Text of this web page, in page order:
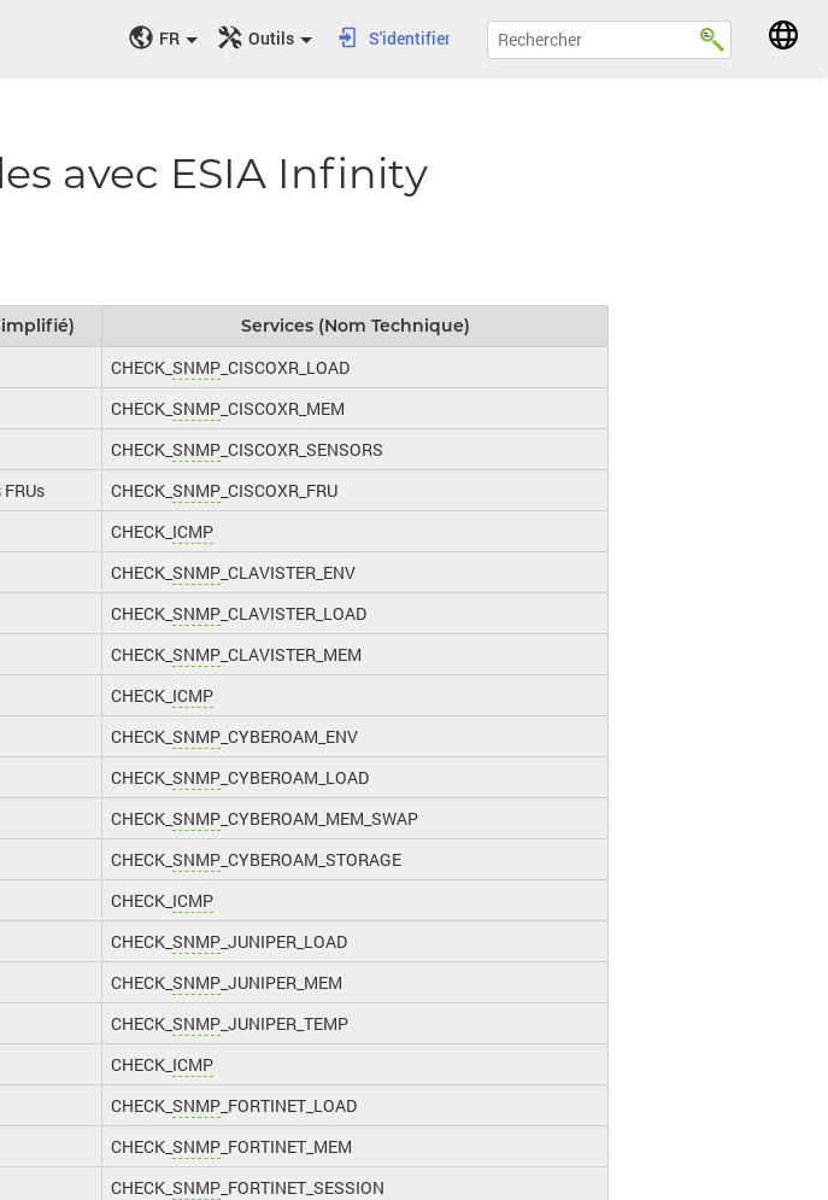
FR Outils S'identifier
avec ESIA Infinity
Services (Nom Technique)
CHECK_ SNMP _CISCOXR_LOAD
CHECK_ SNMP _CISCOXR_MEM
CHECK_ SNMP _CISCOXR_SENSORS
CHECK_ SNMP _CISCOXR_FRU
CHECK_ ICMP
CHECK_ SNMP _CLAVISTER_ENV
CHECK_ SNMP _CLAVISTER_LOAD
CHECK_ SNMP _CLAVISTER_MEM
CHECK_ ICMP
CHECK_ SNMP _CYBEROAM_ENV
CHECK_ SNMP _CYBEROAM_LOAD
CHECK_ SNMP _CYBEROAM_MEM_SWAP
CHECK_ SNMP _CYBEROAM_STORAGE
CHECK_ ICMP
CHECK_ SNMP _JUNIPER_LOAD
CHECK_ SNMP _JUNIPER_MEM
CHECK_ SNMP _JUNIPER_TEMP
CHECK_ ICMP
CHECK_ SNMP _FORTINET_LOAD
CHECK_ SNMP _FORTINET_MEM
CHECK_ SNMP _FORTINET_SESSION